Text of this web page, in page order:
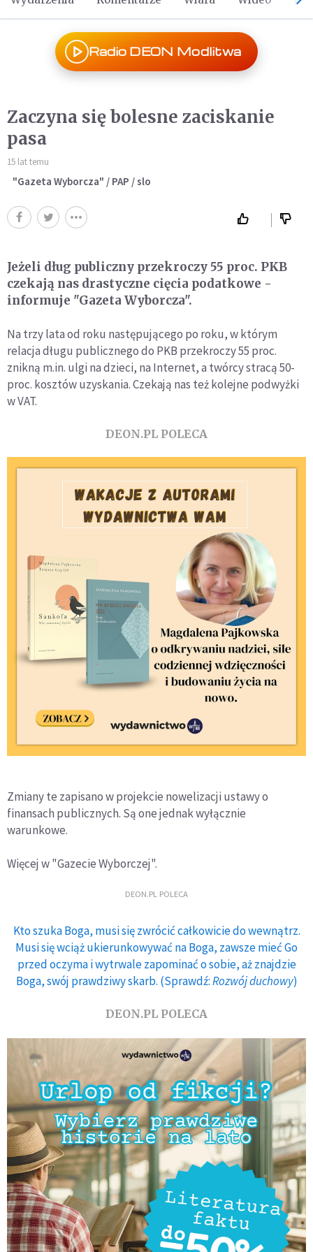
Radio DEON Modlitwa
Zaczyna się bolesne zaciskanie
pasa
15 lat temu
"Gazeta Wyborcza" / PAP / slo
Jeżeli dług publiczny przekroczy 55 proc. PKB
czekają nas drastyczne cięcia podatkowe -
informuje "Gazeta Wyborcza".
Na trzy lata od roku następującego po roku, w którym
relacja długu publicznego do PKB przekroczy 55 proc.
znikną m.in. ulgi na dzieci, na Internet, a twórcy stracą 50-
proc. kosztów uzyskania. Czekają nas też kolejne podwyżki
w VAT.
DEON.PL POLECA
Zmiany te zapisano w projekcie nowelizacji ustawy o
finansach publicznych. Są one jednak wyłącznie
warunkowe.
Więcej w "Gazecie Wyborczej".
DEON.PL POLECA
Kto szuka Boga, musi się zwrócić całkowicie do wewnątrz.
Musi się wciąż ukierunkowywać na Boga, zawsze mieć Go
przed oczyma i wytrwale zapominać o sobie, aż znajdzie
Boga, swój prawdziwy skarb. (Sprawdź:Rozwój duchowy)
DEON.PL POLECA